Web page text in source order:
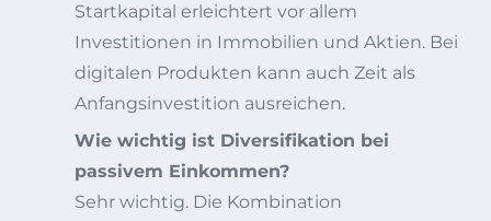
Startkapital erleichtert vor allem
Investitionen in Immobilien und Aktien. Bei
digitalen Produkten kann auch Zeit als
Anfangsinvestition ausreichen.
Wie wichtig ist Diversifikation bei
passivem Einkommen?
Sehr wichtig. Die Kombination